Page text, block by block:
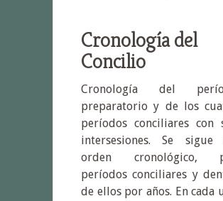
Cronología del
Concilio
Cronología del
preparatorio y de los
períodos conciliares con
intersesiones. Se sigue
orden cronológico,
períodos conciliares y
de ellos por años. En cada